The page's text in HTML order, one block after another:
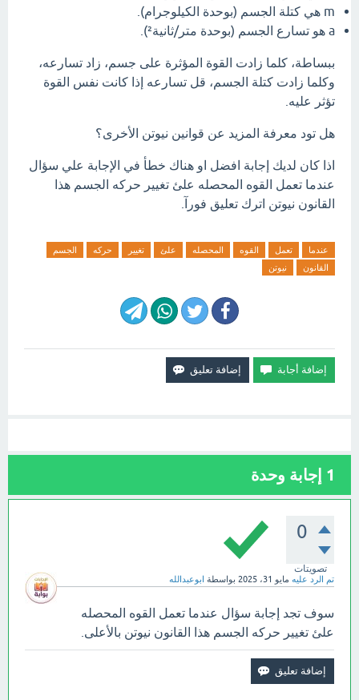
m هي كتلة الجسم (بوحدة الكيلوجرام).
a هو تسارع الجسم (بوحدة متر/ثانية²).
ببساطة، كلما زادت القوة المؤثرة على جسم، زاد تسارعه،
وكلما زادت كتلة الجسم، قل تسارعه إذا كانت نفس القوة
تؤثر عليه.
هل تود معرفة المزيد عن قوانين نيوتن الأخرى؟
اذا كان لديك إجابة افضل او هناك خطأ في الإجابة علي سؤال
عندما تعمل القوه المحصله علئ تغيير حركه الجسم هذا
القانون نيوتن اترك تعليق فورآ.
عندما تعمل القوه المحصله علئ تغيير حركه
الجسم
القانون
نيوتن
1 إجابة وحدة
0
تصويتات
تم الرد عليه مايو 31، 2025 بواسطة ابوعبدالله
سوف تجد إجابة سؤال عندما تعمل القوه المحصله
علئ تغيير حركه الجسم هذا القانون نيوتن بالأعلى.